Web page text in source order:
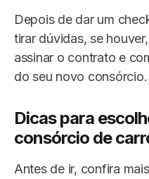
Depois de dar um
tirar dúvidas, se
assinar o contrato e
do seu novo consórcio.
Dicas para
consórcio de
Antes de ir, confira